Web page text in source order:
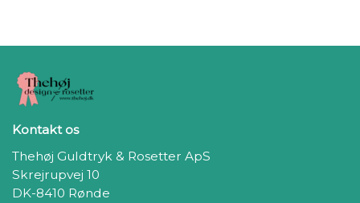
Kontakt os
Thehøj Guldtryk & Rosetter ApS
Skrejrupvej 10
DK-8410 Rønde